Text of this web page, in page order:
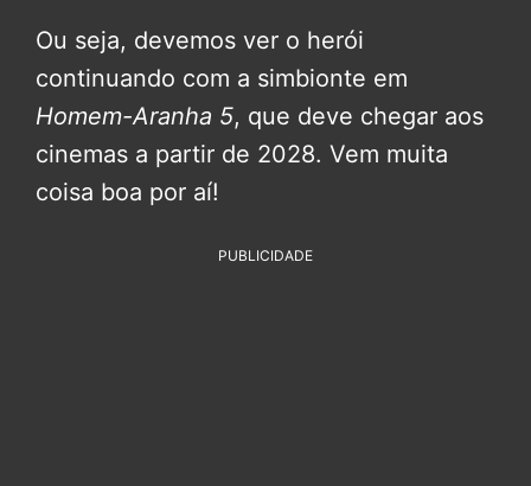
Ou seja, devemos ver o herói
continuando com a simbionte em
Homem-Aranha 5, que deve chegar aos
cinemas a partir de 2028. Vem muita
coisa boa por aí!
PUBLICIDADE